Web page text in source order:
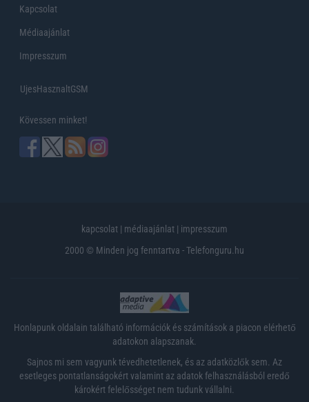
Kapcsolat
Médiaajánlat
Impresszum
UjesHasznaltGSM
Kövessen minket!
kapcsolat | médiaajánlat | impresszum
2000 © Minden jog fenntartva - Telefonguru.hu
Honlapunk oldalain található információk és számítások a piacon elérhető
adatokon alapszanak.
Sajnos mi sem vagyunk tévedhetetlenek, és az adatközlők sem. Az
esetleges pontatlanságokért valamint az adatok felhasználásból eredő
károkért felelősséget nem tudunk vállalni.